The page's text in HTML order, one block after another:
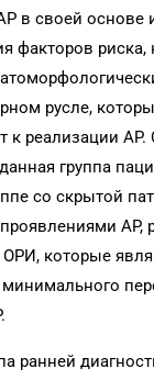
в своей основе
факторов риска,
русле,
к реализации АР.
группа
со скрытой
АР,
которые
минимального
ранней